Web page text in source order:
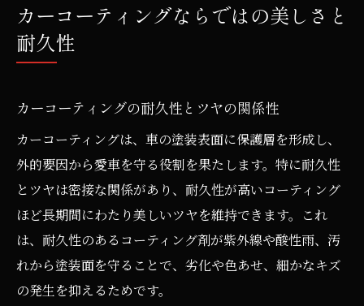
カーコーティングならではの美しさと
耐久性
カーコーティングの耐久性とツヤの関係性
カーコーティングは、車の塗装表面に保護層を形成し、
外的要因から愛車を守る役割を果たします。特に耐久性
とツヤは密接な関係があり、耐久性が高いコーティング
ほど長期間にわたり美しいツヤを維持できます。これ
は、耐久性のあるコーティング剤が紫外線や酸性雨、汚
れから塗装面を守ることで、劣化や色あせ、細かなキズ
の発生を抑えるためです。